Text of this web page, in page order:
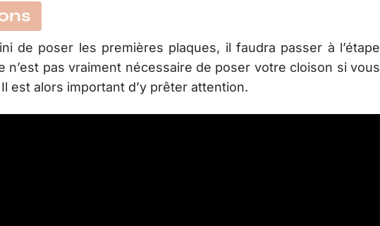
de poser les premières plaques, il faudra passer à l’étape
n’est pas vraiment nécessaire de poser votre cloison si vous
est alors important d’y prêter attention.